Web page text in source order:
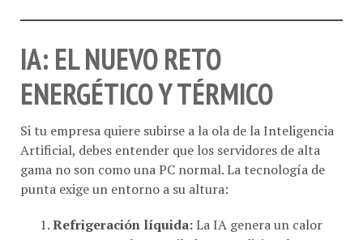
IA: EL NUEVO RETO
ENERGÉTICO Y TÉRMICO
Si tu empresa quiere subirse a la ola de la Inteligencia
Artificial, debes entender que los servidores de alta
gama no son como una PC normal. La tecnología de
punta exige un entorno a su altura:
extremo que los ventiladores tradicionales ya no